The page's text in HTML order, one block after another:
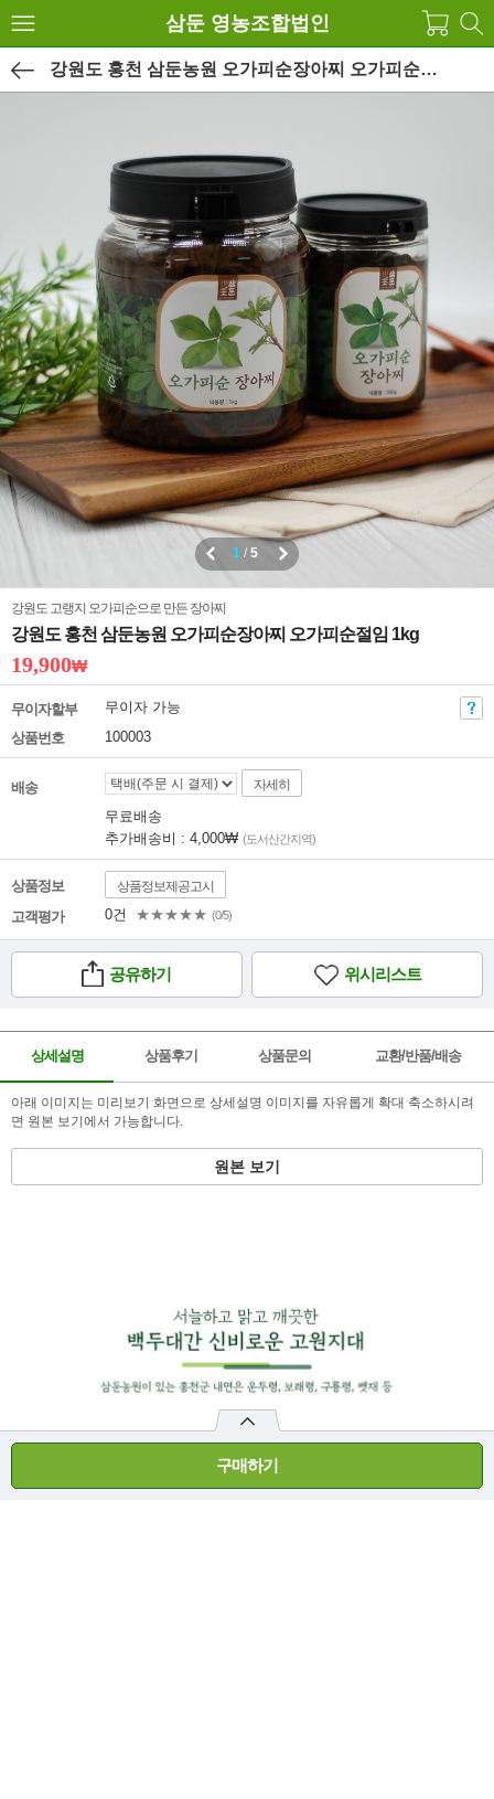
삼둔 영농조합법인
강원도 홍천 삼둔농원 오가피순장아찌 오가피순절임 1kg
1 / 5
강원도 고랭지 오가피순으로 만든 장아찌
강원도 홍천 삼둔농원 오가피순장아찌 오가피순절임 1kg
19,900₩
무이자할부
무이자 가능
상품번호
100003
배송 자세히
무료배송
추가배송비 : 4,000₩ (도서산간지역)
상품정보 상품정보제공고시
고객평가 0건 ★★★★★ (0/5)
공유하기 위시리스트
상세설명 상품후기 상품문의 교환/반품/배송
아래 이미지는 미리보기 화면으로 상세설명 이미지를 자유롭게 확대 축소하시려
면 원본 보기에서 가능합니다.
원본 보기